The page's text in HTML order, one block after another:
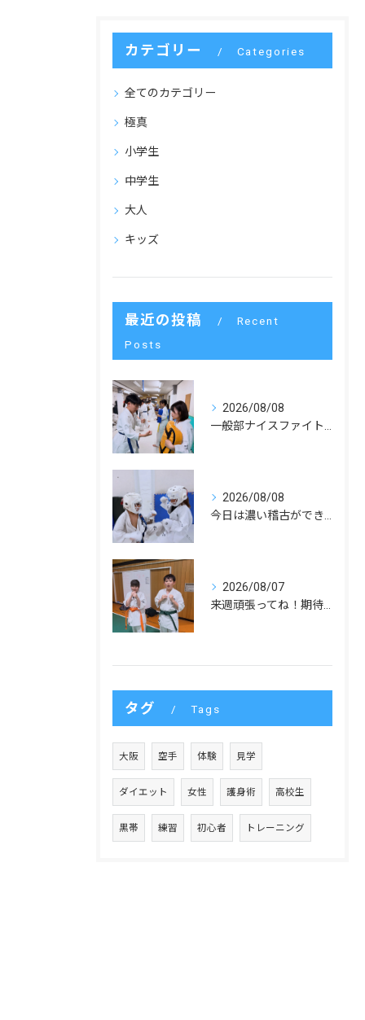
カテゴリー Categories
全てのカテゴリー
極真
小学生
中学生
大人
キッズ
最近の投稿
Recent
Posts
2026/08/08
2026/08/08
2026/08/07
タグ Tags
大阪 空手 体験 見学
ダイエット 女性 護身術 高校生
黒帯 練習 初心者 トレーニング